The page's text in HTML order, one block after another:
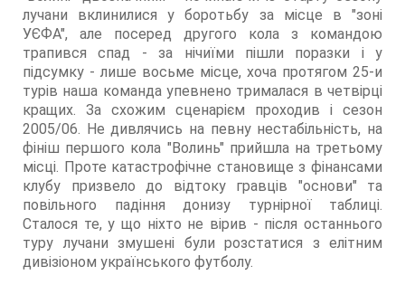
лучани вклинилися у боротьбу за місце в "зоні
УЄФА", але посеред другого кола з командою
трапився спад - за нічиїми пішли поразки і у
підсумку - лише восьме місце, хоча протягом 25-и
турів наша команда упевнено трималася в четвірці
кращих. За схожим сценарієм проходив і сезон
2005/06. Не дивлячись на певну нестабільність, на
фініш першого кола "Волинь" прийшла на третьому
місці. Проте катастрофічне становище з фінансами
клубу призвело до відтоку гравців "основи" та
повільного падіння донизу турнірної таблиці.
Сталося те, у що ніхто не вірив - після останнього
туру лучани змушені були розстатися з елітним
дивізіоном українського футболу.